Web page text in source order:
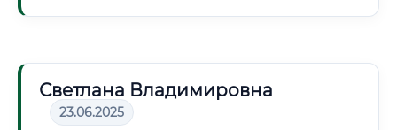
Светлана Владимировна
23.06.2025